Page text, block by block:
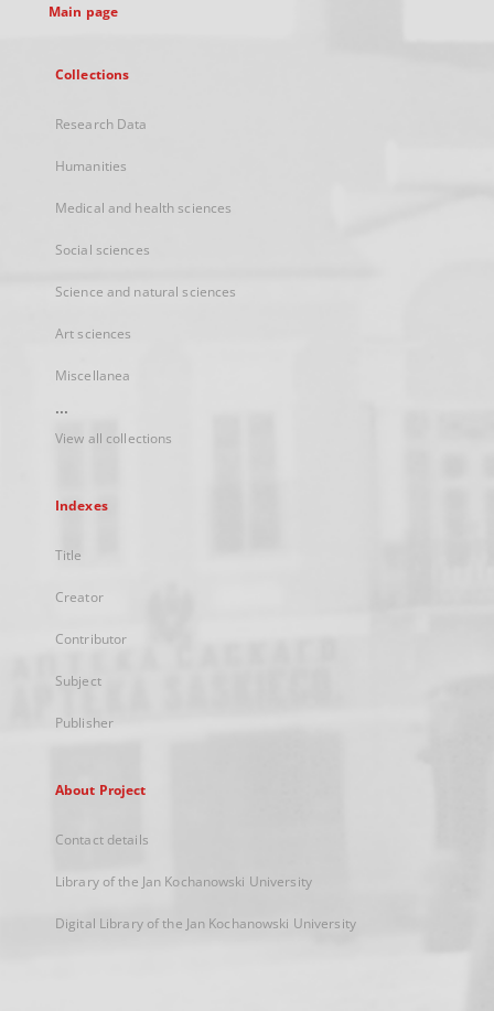
Main page
Collections
Research Data
Humanities
Medical and health sciences
Social sciences
Science and natural sciences
Art sciences
Miscellanea
...
View all collections
Indexes
Title
Creator
Contributor
Subject
Publisher
About Project
Contact details
Library of the Jan Kochanowski University
Digital Library of the Jan Kochanowski University